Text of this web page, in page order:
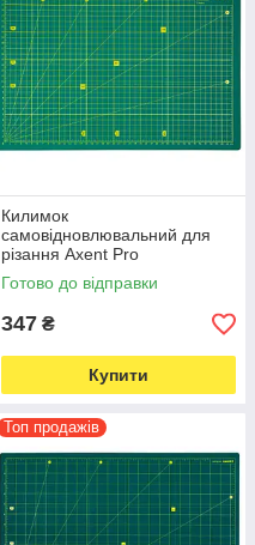
Килимок
самовідновлювальний для
різання Axent Pro
п'ятишаровий 7906-A, А3
(6088)
Готово до відправки
347 ₴
Купити
Топ продажів